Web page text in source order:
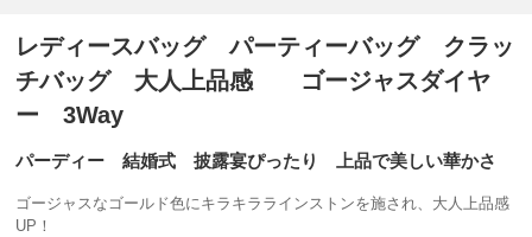
レディースバッグ パーティーバッグ クラッ
チバッグ 大人上品感 ゴージャスダイヤ
ー 3Way
パーディー 結婚式 披露宴ぴったり 上品で美しい華かさ
ゴージャスなゴールド色にキラキララインストンを施され、大人上品感
UP！